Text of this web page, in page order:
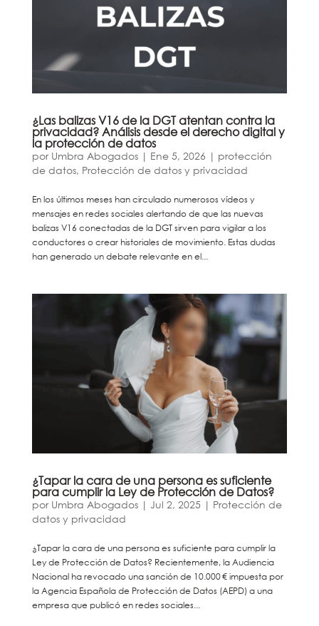
¿Las balizas V16 de la DGT atentan contra la
privacidad? Análisis desde el derecho digital y
la protección de datos
por Umbra Abogados| Ene 5, 2026 | protección
de datos, Protección de datos y privacidad
En los últimos meses han circulado numerosos vídeos y
mensajes en redes sociales alertando de que las nuevas
balizas V16 conectadas de la DGT sirven para vigilar a los
conductores o crear historiales de movimiento. Estas dudas
han generado un debate relevante en el...
¿Tapar la cara de una persona es suficiente
para cumplir la Ley de Protección de Datos?
por Umbra Abogados| Jul 2, 2025 | Protección de
datos y privacidad
¿Tapar la cara de una persona es suficiente para cumplir la
Ley de Protección de Datos? Recientemente, la Audiencia
Nacional ha revocado una sanción de 10.000 € impuesta por
la Agencia Española de Protección de Datos (AEPD) a una
empresa que publicó en redes sociales...